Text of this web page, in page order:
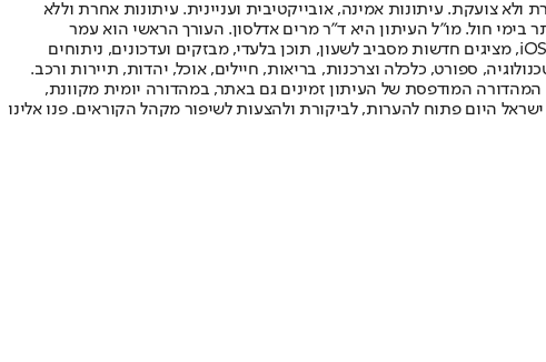
צועקת. עיתונות אמינה, אובייקטיבית ועניינית. עיתונות אחרת וללא
בעל שיעור החשיפה הגבוה ביותר בימי חול. מו"ל העיתון היא ד"ר מרים אדלסון. העורך הראשי הוא עמר
לחמנוביץ, והעורך המייסד הוא עמוס רגב. אתרי האינטרנט של "ישראל היום" בעברית ובאנגלית, כמו כן היישומונים (אפליקציות) לאנדרואיד ול-iOS, מציגים חדשות מסביב לשעון, תוכן בלעדי, מבזקים ועדכונים, ניתוחים
ספורט, כלכלה וצרכנות, בריאות, חיילים, אוכל, יהדות, תיירות ורכב.
המהדורה המודפסת של העיתון זמינים גם באתר, במהדורה יומית מקוונת,
היום פתוח להערות, לביקורת ולהצעות לשיפור מקהל הקוראים. פנו אלינו